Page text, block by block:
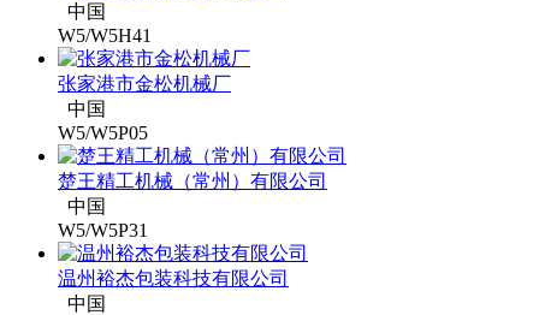
中国
W5/W5H41
张家港市金松机械厂
中国
W5/W5P05
楚王精工机械（常州）有限公司
中国
W5/W5P31
温州裕杰包装科技有限公司
中国